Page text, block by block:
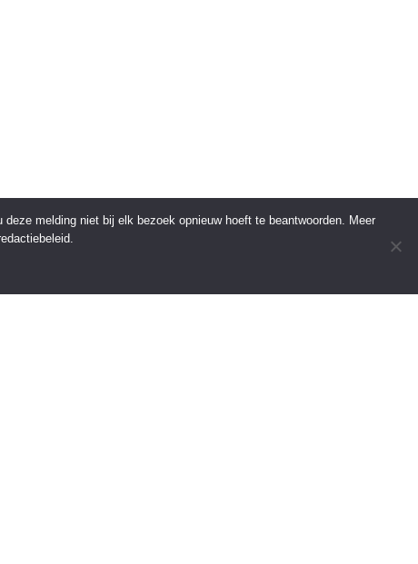
melding niet bij elk bezoek opnieuw hoeft te beantwoorden. Meer